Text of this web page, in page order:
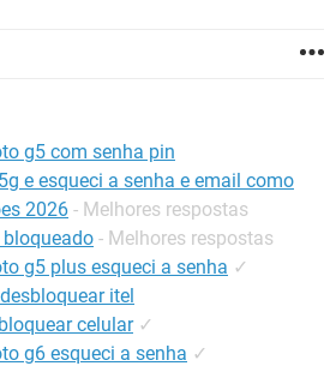
g5 com senha pin
e esqueci a senha e email como
2026 - Melhores respostas
- Melhores respostas
g5 plus esqueci a senha ✓
itel
celular ✓
g6 esqueci a senha ✓